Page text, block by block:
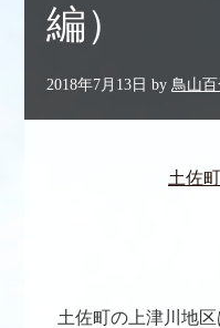
編）
2018年7月13日 by 鳥山
土佐
土佐町の上津川地